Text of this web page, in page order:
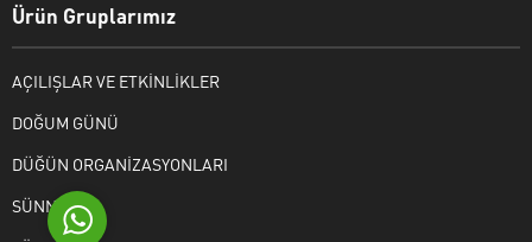
Ürün Gruplarımız
AÇILIŞLAR VE ETKİNLİKLER
DOĞUM GÜNÜ
DÜĞÜN ORGANİZASYONLARI
SÜNNET